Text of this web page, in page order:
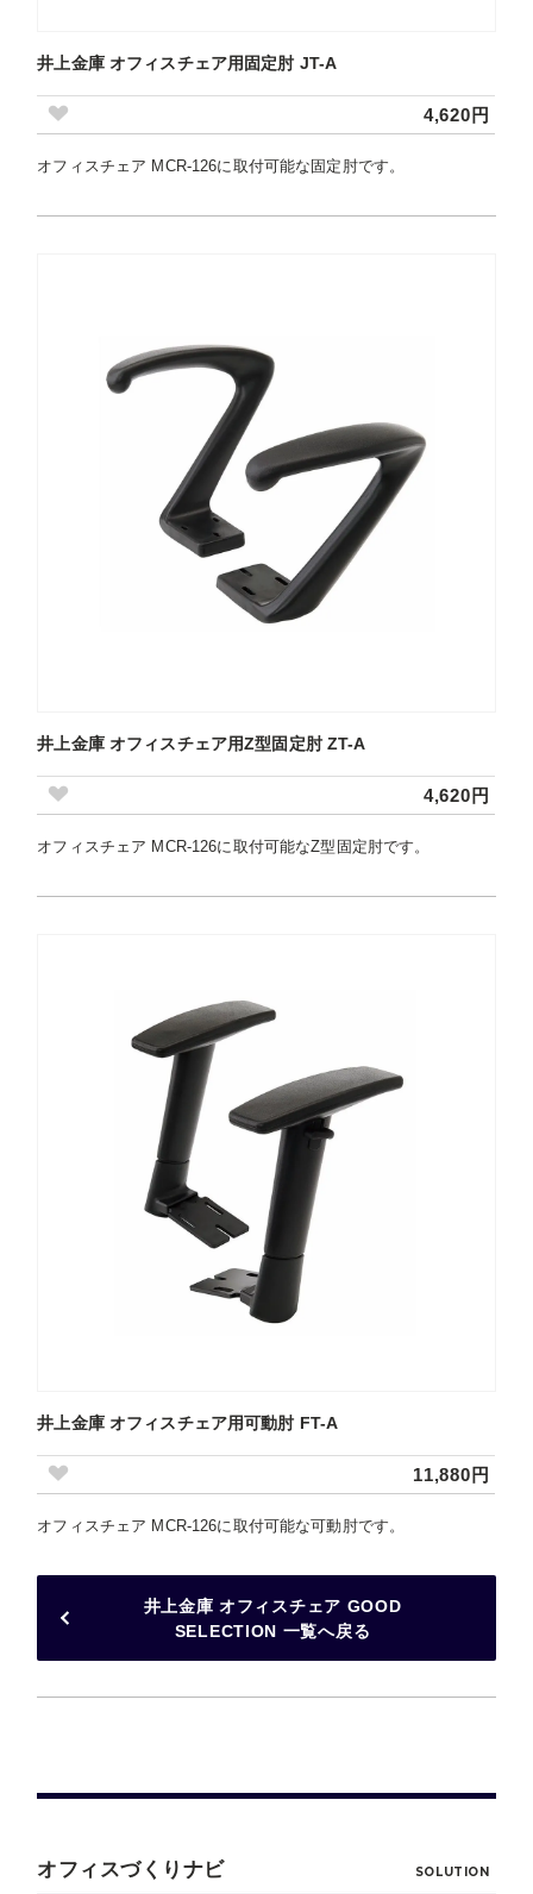
井上金庫 オフィスチェア用固定肘 JT-A
4,620円
オフィスチェア MCR-126に取付可能な固定肘です。
井上金庫 オフィスチェア用Z型固定肘 ZT-A
4,620円
オフィスチェア MCR-126に取付可能なZ型固定肘です。
井上金庫 オフィスチェア用可動肘 FT-A
11,880円
オフィスチェア MCR-126に取付可能な可動肘です。
井上金庫 オフィスチェア GOOD
SELECTION 一覧へ戻る
オフィスづくりナビ SOLUTION